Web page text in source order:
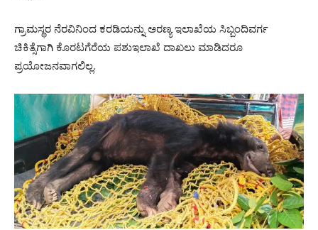
ಗ್ರಾಮಸ್ಥರ ನೆರವಿನಿಂದ ಕರಡಿಯನ್ನು ಅರಣ್ಯ ಇಲಾಖೆಯ ಸಿಬ್ಬಂದಿವರ್ಗ
ಚಿಕಿತ್ಸೆಗಾಗಿ ಕೊರಟಗೆರೆಯ ಪಶುಇಲಾಖೆ ದಾಖಲು ಮಾಡಿದರೂ
ಪ್ರಯೋಜನವಾಗಲಿಲ್ಲ.